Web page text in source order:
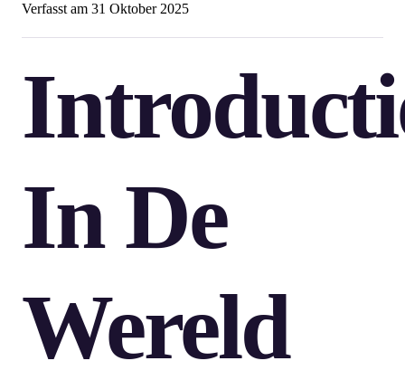
Verfasst am 31 Oktober 2025
In De
Wereld